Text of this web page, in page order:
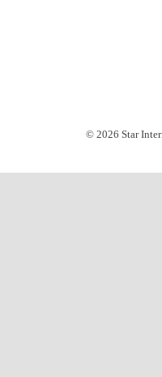
© 2026 Star